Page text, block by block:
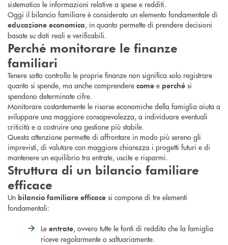
sistematico le informazioni relative a spese e redditi.
Oggi il bilancio familiare è considerato un elemento fondamentale di
educazione economica, in quanto permette di prendere decisioni
basate su dati reali e verificabili.
Perché monitorare le finanze
familiari
Tenere sotto controllo le proprie finanze non significa solo registrare
quanto si spende, ma anche comprendere come e perché si
spendono determinate cifre.
Monitorare costantemente le risorse economiche della famiglia aiuta a
sviluppare una maggiore consapevolezza, a individuare eventuali
criticità e a costruire una gestione più stabile.
Questa attenzione permette di affrontare in modo più sereno gli
imprevisti, di valutare con maggiore chiarezza i progetti futuri e di
mantenere un equilibrio tra entrate, uscite e risparmi.
Struttura di un bilancio familiare
efficace
Un bilancio familiare efficace si compone di tre elementi
fondamentali:
Le entrate, ovvero tutte le fonti di reddito che la famiglia
riceve regolarmente o saltuariamente.